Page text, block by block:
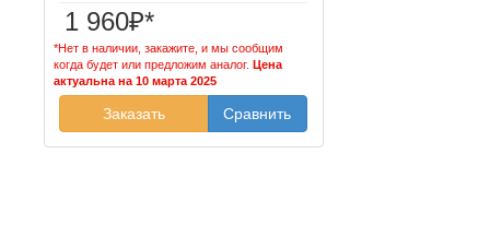
1 960₽*
*Нет в наличии, закажите, и мы сообщим
когда будет или предложим аналог. Цена
актуальна на 10 марта 2025
Заказать Сравнить